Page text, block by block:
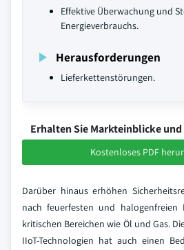
Effektive Überwachung und
Energieverbrauchs.
Herausforderungen
Lieferkettenstörungen.
Erhalten Sie Markteinblicke
Kostenloses PDF
Darüber hinaus erhöhen
nach feuerfesten und halogenfreien
kritischen Bereichen wie Öl und Gas.
IIoT-Technologien hat auch einen